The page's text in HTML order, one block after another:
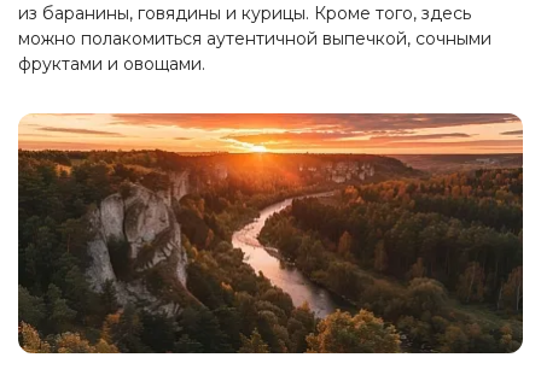
из баранины, говядины и курицы. Кроме того, здесь
можно полакомиться аутентичной выпечкой, сочными
фруктами и овощами.